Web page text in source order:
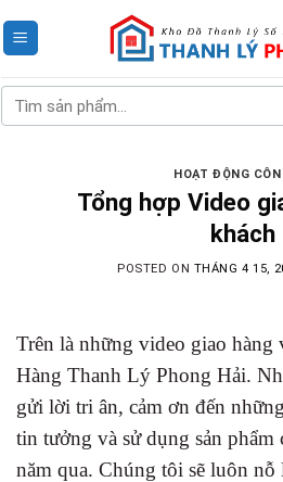
to
Tìm
kiếm:
HOẠT ĐỘNG
Tổng hợp Video
khách
POSTED ON THÁNG 4 15,
Trên là những video giao hàng
Hàng Thanh Lý Phong Hải.
gửi lời tri ân, cảm ơn đến
tin tưởng và sử dụng sản
năm qua. Chúng tôi sẽ luôn nỗ